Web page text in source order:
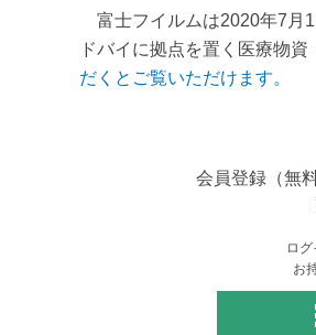
富士フイルムは2020年7月
ドバイに拠点を置く医療物
だくとご覧いただけます。
会員登録（無
ロ
お